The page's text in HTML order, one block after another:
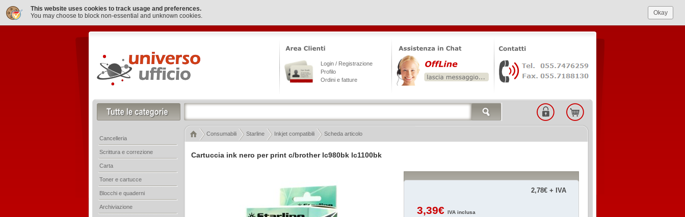
This website uses cookies to track usage and preferences.
You may choose to block non-essential and unknown cookies.
Okay
Cartuccia ink nero per print c/brother lc980bk lc1100bk
2,78€ + IVA
3,39€ IVA inclusa
Login / Registrazione
Profilo
Ordini e fatture
Consumabili Starline Inkjet compatibili Scheda articolo
Cancelleria
Scrittura e correzione
Carta
Toner e cartucce
Blocchi e quaderni
Archiviazione